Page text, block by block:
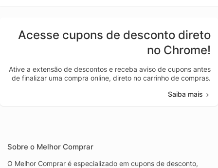
Acesse cupons de desconto direto
no Chrome!
Ative a extensão de descontos e receba aviso de cupons antes
de finalizar uma compra online, direto no carrinho de compras.
Saiba mais
Sobre o Melhor Comprar
O Melhor Comprar é especializado em cupons de desconto,